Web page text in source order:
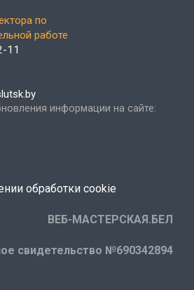
по
работе
11
информации на сайте:
обработки cookie
ВЕБ-МАСТЕРСКАЯ.БЕЛ
свидетельство №690342894